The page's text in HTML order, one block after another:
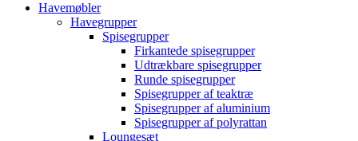
Havemøbler
Havegrupper
Spisegrupper
Firkantede spisegrupper
Udtrækbare spisegrupper
Runde spisegrupper
Spisegrupper af teaktræ
Spisegrupper af aluminium
Spisegrupper af polyrattan
Loungesæt